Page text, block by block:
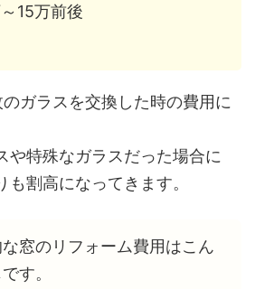
15万前後
のガラスを交換した時の費用に
や特殊なガラスだった場合に
割高になってきます。
窓のリフォーム費用はこん
す。